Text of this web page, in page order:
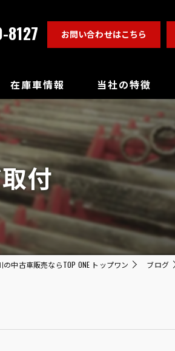
8127 お問い合わせはこちら
在庫車情報 当社の特徴
カスタム
チューニング
ドレスアップ
バックオーダー
付
の中古車販売ならTOP ONE トップワン ブログ